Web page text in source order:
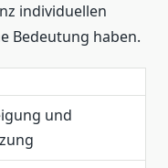
individuellen
Bedeutung haben.
und